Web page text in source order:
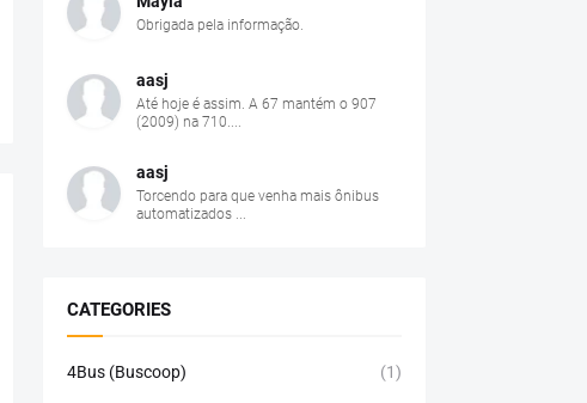
Obrigada pela informação.
aasj
Até hoje é assim. A 67 mantém o 907
(2009) na 710....
aasj
Torcendo para que venha mais ônibus
automatizados ...
CATEGORIES
4Bus (Buscoop) (1)